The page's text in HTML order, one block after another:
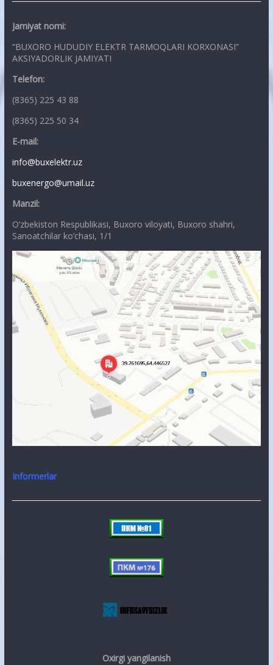
Jamiyat nomi:
“BUXORO HUDUDIY ELEKTR TARMOQLARI KORXONASI”
AKSIYADORLIK JAMIYATI
Telefon:
(8365) 225 43 88
(8365) 225 50 34
E-mail:
info@buxelektr.uz
buxenergo@umail.uz
Manzil:
O’zbekiston Respublikasi, Buxoro viloyati, Buxoro shahri,
Sanoatchilar ko’chasi, 1/1
Informerlar
Oxirgi yangilanish